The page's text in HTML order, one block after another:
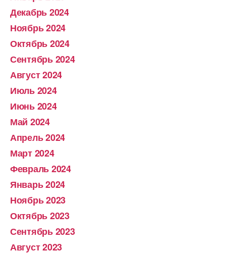
Декабрь 2024
Ноябрь 2024
Октябрь 2024
Сентябрь 2024
Август 2024
Июль 2024
Июнь 2024
Май 2024
Апрель 2024
Март 2024
Февраль 2024
Январь 2024
Ноябрь 2023
Октябрь 2023
Сентябрь 2023
Август 2023